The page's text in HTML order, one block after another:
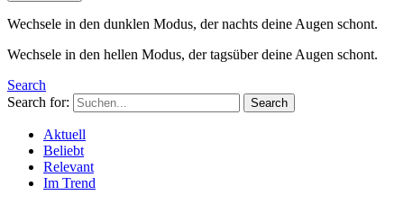
Wechsele in den dunklen Modus, der nachts deine Augen schont.
Wechsele in den hellen Modus, der tagsüber deine Augen schont.
Search
Search for:
Search
Aktuell
Beliebt
Relevant
Im Trend